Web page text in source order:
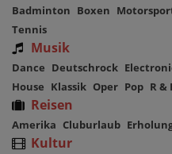
Badminton Boxen
Tennis
Musik
Dance Deutschrock
House Klassik Oper Pop R &
Reisen
Amerika Cluburlaub
Kultur